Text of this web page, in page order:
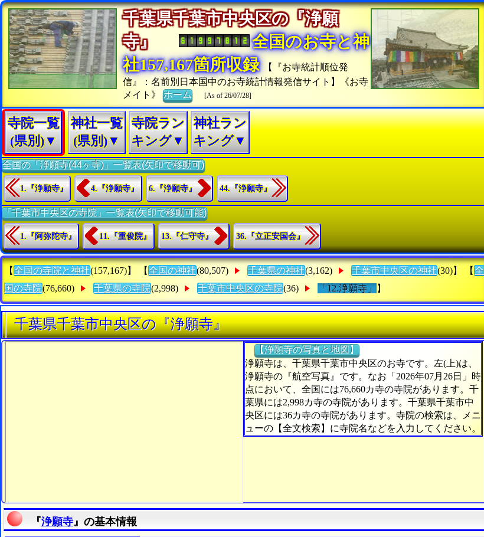
千葉県千葉市中央区の『浄願
寺』
全国のお寺と神
社157,167箇所収録
【『お寺統計順位発
信』：名前別日本国中のお寺統計情報発信サイト】《お寺
メイト》ホーム [As of 26/07/28]
寺院一覧
(県別)▼
神社一覧
(県別)▼
寺院ラン
キング▼
神社ラン
キング▼
全国の「浄願寺(44ヶ寺)」一覧表(矢印で移動可)
1.『浄願寺』 4.『浄願寺』 6.『浄願寺』 44.『浄願寺』
「千葉市中央区の寺院」一覧表(矢印で移動可能)
1.『阿弥陀寺』 11.『重俊院』 13.『仁守寺』 36.『立正安国会』
【 全国の寺院と神社(157,167)】 【 全国の神社(80,507) 千葉県の神社(3,162) 千葉市中央区の神社(30)】 【 全
国の寺院(76,660) 千葉県の寺院(2,998) 千葉市中央区の寺院(36) 「12.浄願寺」 】
千葉県千葉市中央区の『浄願寺』
【浄願寺の写真と地図】
浄願寺は、千葉県千葉市中央区のお寺です。左(上)は、
浄願寺の『航空写真』です。なお「2026年07月26日」時
点において、全国には76,660カ寺の寺院があります。千
葉県には2,998カ寺の寺院があります。千葉県千葉市中
央区には36カ寺の寺院があります。寺院の検索は、メニ
ューの【全文検索】に寺院名などを入力してください。
『浄願寺』の基本情報